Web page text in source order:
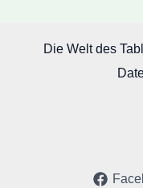
Die Welt des